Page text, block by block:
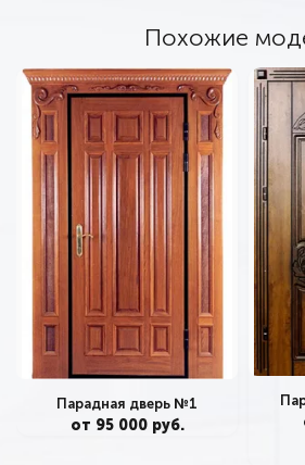
Похожие
Парадная дверь №1
от 95 000 руб.